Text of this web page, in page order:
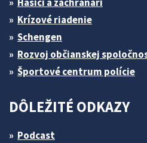
Krízové riadenie
Schengen
Rozvoj občianskej
Športové centrum polície
DÔLEŽITÉ ODKAZY
Podcast